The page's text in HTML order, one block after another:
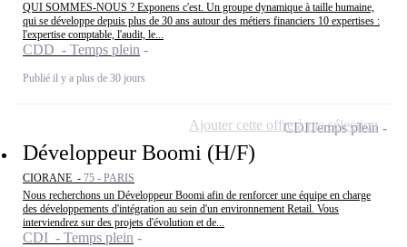
QUI SOMMES-NOUS ? Exponens c'est. Un groupe dynamique à taille humaine,
qui se développe depuis plus de 30 ans autour des métiers financiers 10 expertises :
l'expertise comptable, l'audit, le...
CDD - Temps plein
Publié il y a plus de 30 jours
Développeur Boomi (H/F)
CIORANE - 75 - PARIS
Nous recherchons un Développeur Boomi afin de renforcer une équipe en charge
des développements d'intégration au sein d'un environnement Retail. Vous
interviendrez sur des projets d'évolution et de...
CDI - Temps plein
CDITemps plein
Ajouter cette offre à ma sélection